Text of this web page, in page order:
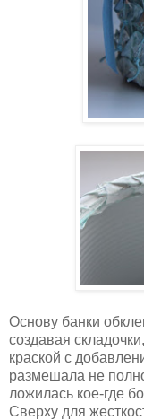
Основу банки
создавая
краской с
размешала не
ложилась кое-где
Сверху для